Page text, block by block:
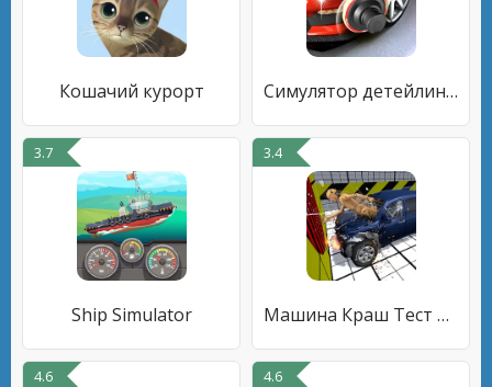
Кошачий курорт Симулятор детейлинга авто 2023
3.7
Ship Simulator
3.4
Машина Краш Тест Симулятор
4.6 4.6